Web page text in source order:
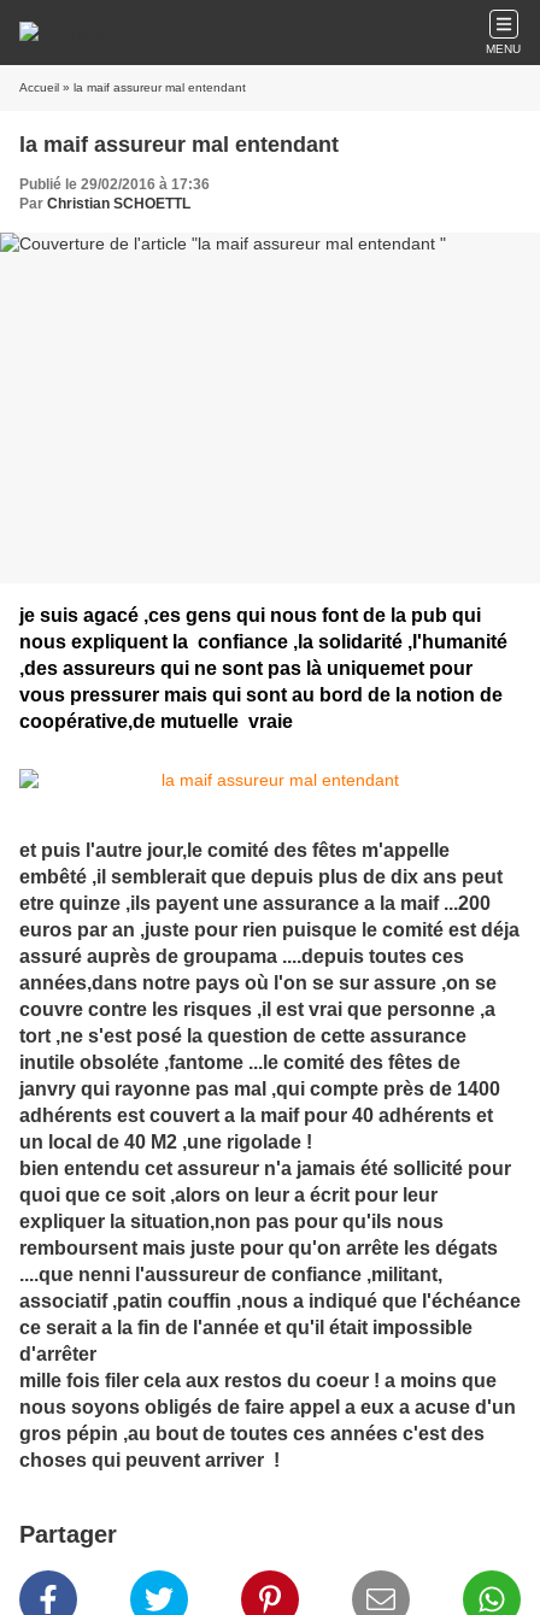
MENU
Accueil » la maif assureur mal entendant
la maif assureur mal entendant
Publié le 29/02/2016 à 17:36
Par Christian SCHOETTL
je suis agacé ,ces gens qui nous font de la pub qui
nous expliquent la confiance ,la solidarité ,l'humanité
,des assureurs qui ne sont pas là uniquemet pour
vous pressurer mais qui sont au bord de la notion de
coopérative,de mutuelle vraie
et puis l'autre jour,le comité des fêtes m'appelle
embêté ,il semblerait que depuis plus de dix ans peut
etre quinze ,ils payent une assurance a la maif ...200
euros par an ,juste pour rien puisque le comité est déja
assuré auprès de groupama ....depuis toutes ces
années,dans notre pays où l'on se sur assure ,on se
couvre contre les risques ,il est vrai que personne ,a
tort ,ne s'est posé la question de cette assurance
inutile obsoléte ,fantome ...le comité des fêtes de
janvry qui rayonne pas mal ,qui compte près de 1400
adhérents est couvert a la maif pour 40 adhérents et
un local de 40 M2 ,une rigolade !
bien entendu cet assureur n'a jamais été sollicité pour
quoi que ce soit ,alors on leur a écrit pour leur
expliquer la situation,non pas pour qu'ils nous
remboursent mais juste pour qu'on arrête les dégats
....que nenni l'aussureur de confiance ,militant,
associatif ,patin couffin ,nous a indiqué que l'échéance
ce serait a la fin de l'année et qu'il était impossible
d'arrêter
mille fois filer cela aux restos du coeur ! a moins que
nous soyons obligés de faire appel a eux a acuse d'un
gros pépin ,au bout de toutes ces années c'est des
choses qui peuvent arriver !
Partager